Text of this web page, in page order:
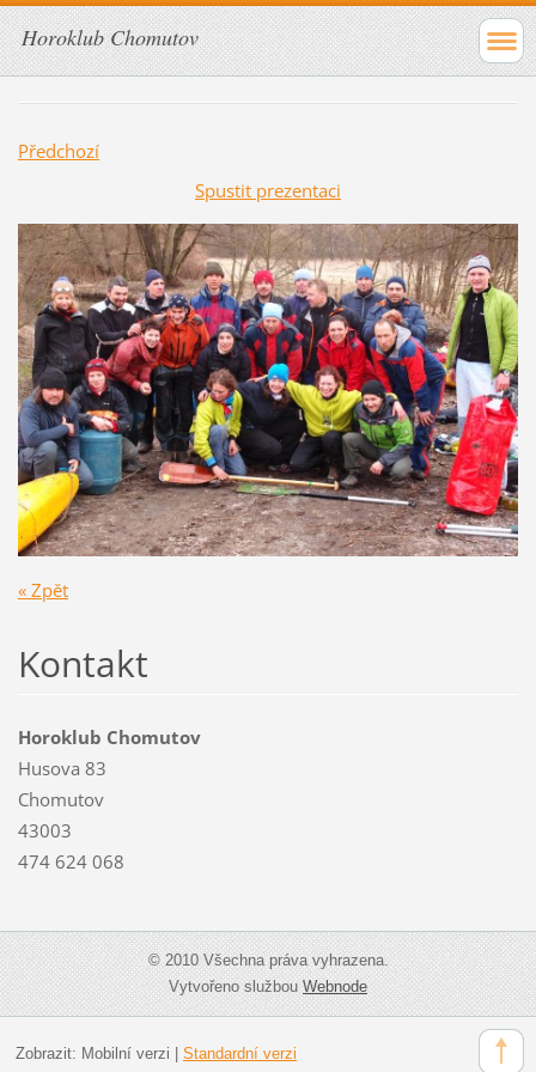
Horoklub Chomutov
Předchozí
Spustit prezentaci
« Zpět
Kontakt
Horoklub Chomutov
Husova 83
Chomutov
43003
474 624 068
© 2010 Všechna práva vyhrazena.
Vytvořeno službouWebnode
Zobrazit: Mobilní verzi | Standardní verzi